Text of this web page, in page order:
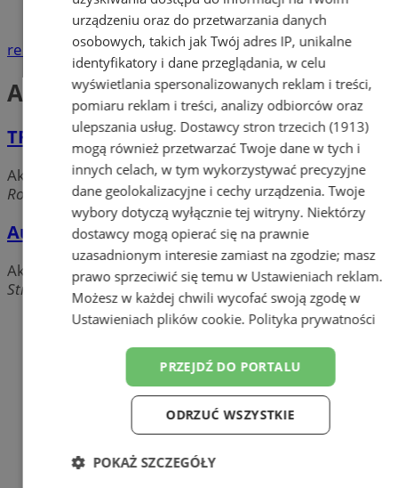
Akcesoria samochodowe
reklama
Akcesoria samochodowe
TRIO Akcesoria motoryzacyjne
Akcesoria samochodowe
Rostka 30a, 41-902 Bytom
Auto-Max II
Akcesoria samochodowe
Strzelców Bytomskich, 41-902 Bytom
Dodaj firmę
Pozostałe firmy w kategorii
Orzeczenie sanitarno-
epidemiologiczne
urządzeniu oraz do przetwarzania danych
osobowych, takich jak Twój adres IP, unikalne
identyfikatory i dane przeglądania, w celu
wyświetlania spersonalizowanych reklam i treści,
pomiaru reklam i treści, analizy odbiorców oraz
ulepszania usług. Dostawcy stron trzecich (1913)
mogą również przetwarzać Twoje dane w tych i
innych celach, w tym wykorzystywać precyzyjne
dane geolokalizacyjne i cechy urządzenia. Twoje
wybory dotyczą wyłącznie tej witryny. Niektórzy
dostawcy mogą opierać się na prawnie
uzasadnionym interesie zamiast na zgodzie; masz
prawo sprzeciwić się temu w Ustawieniach reklam.
Możesz w każdej chwili wycofać swoją zgodę w
Ustawieniach plików cookie. Polityka prywatności
PRZEJDŹ DO PORTALU
ODRZUĆ WSZYSTKIE
POKAŻ SZCZEGÓŁY